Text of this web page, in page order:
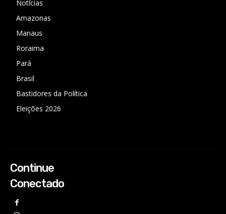
Notícias
Amazonas
Manaus
Roraima
Pará
Brasil
Bastidores da Política
Eleições 2026
Continue
Conectado